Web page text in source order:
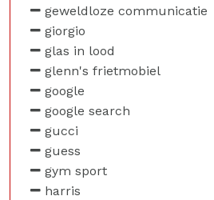
geweldloze communicatie
giorgio
glas in lood
glenn's frietmobiel
google
google search
gucci
guess
gym sport
harris